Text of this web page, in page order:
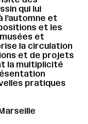
qui lui
et
et les
et
la circulation
et de projets
la multiplicité
pratiques